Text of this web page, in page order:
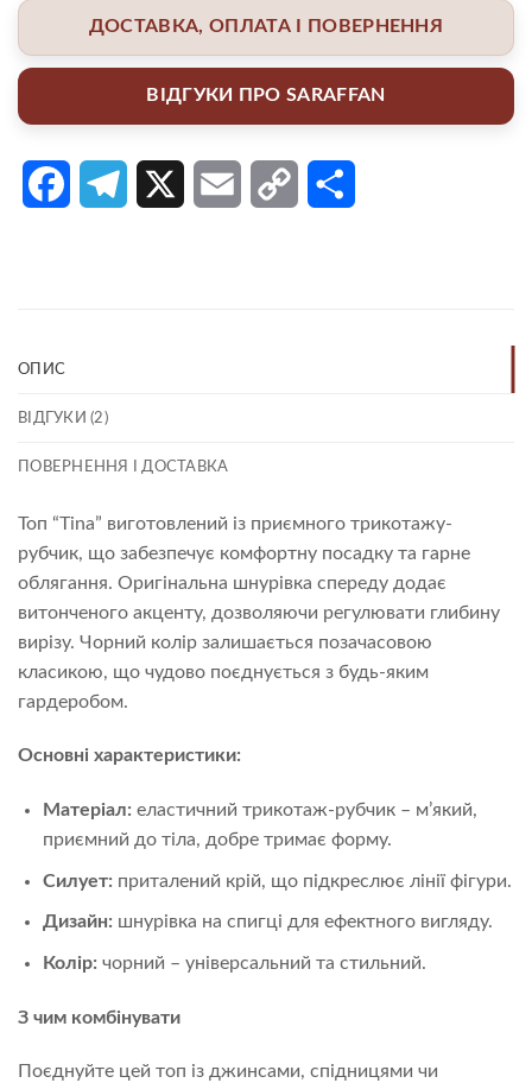
ДОСТАВКА, ОПЛАТА І ПОВЕРНЕННЯ
ВІДГУКИ ПРО SARAFFAN
FacebookTelegram Email Copy
ОПИС
ВІДГУКИ (2)
ПОВЕРНЕННЯ І ДОСТАВКА
Топ “Tina” виготовлений із приємного трикотажу-
рубчик, що забезпечує комфортну посадку та гарне
облягання. Оригінальна шнурівка спереду додає
витонченого акценту, дозволяючи регулювати глибину
вирізу. Чорний колір залишається позачасовою
класикою, що чудово поєднується з будь-яким
гардеробом.
Основні характеристики:
Матеріал: еластичний трикотаж-рубчик – м’який,
приємний до тіла, добре тримає форму.
Силует: приталений крій, що підкреслює лінії фігури.
Дизайн: шнурівка на спигці для ефектного вигляду.
Колір: чорний – універсальний та стильний.
З чим комбінувати
Поєднуйте цей топ із джинсами, спідницями чи